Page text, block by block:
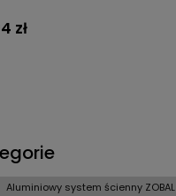
zł
Aluminiowy system ścienny ZOBAL